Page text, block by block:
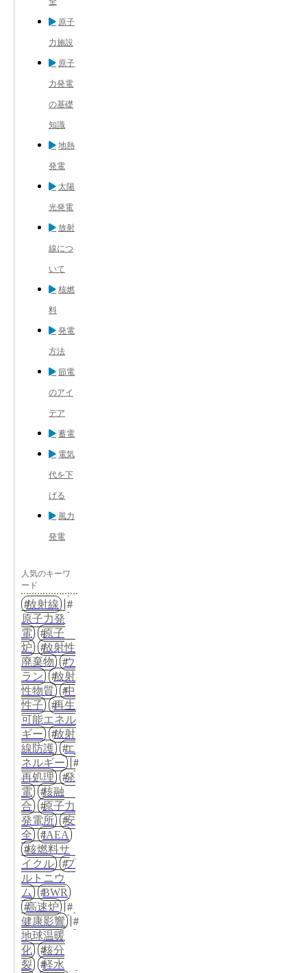
原子
力施設
原子
力発電
の基礎
知識
地熱
発電
太陽
光発電
放射
線につ
いて
核燃
料
発電
方法
節電
のアイ
デア
蓄電
電気
代を下
げる
風力
発電
人気のキーワ
ード
放射線
原子力発
電
原子
炉
放射性
廃棄物
ウ
ラン
放射
性物質
中
性子
再生
可能エネル
ギー
放射
線防護
エ
ネルギー
再処理
発
電
核融
合
原子力
発電所
安
全
IAEA
核燃料サ
イクル
プ
ルトニウ
ム
BWR
高速炉
健康影響
地球温暖
化
核分
裂
軽水